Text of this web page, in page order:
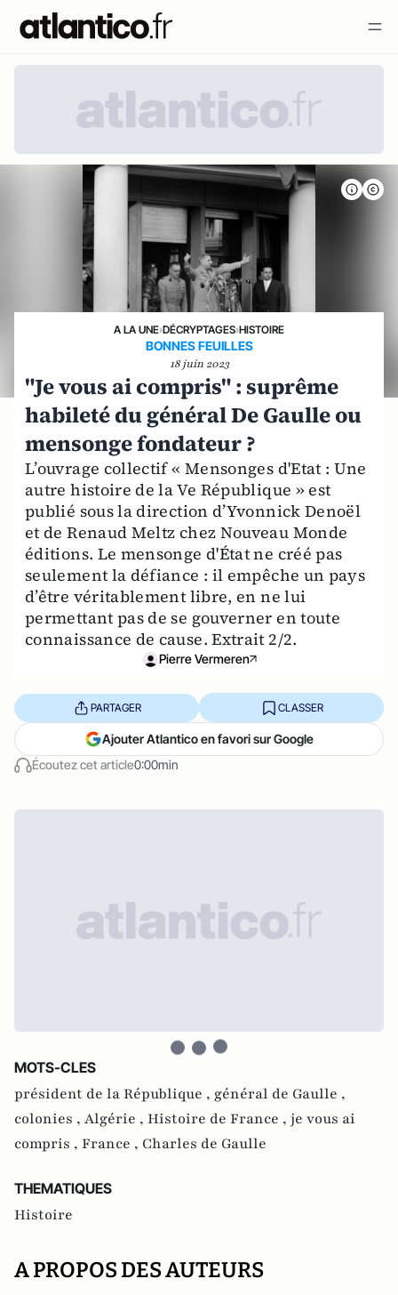
A LA UNE›DÉCRYPTAGES›HISTOIRE
BONNES FEUILLES
18 juin 2023
"Je vous ai compris" : suprême
habileté du général De Gaulle ou
mensonge fondateur ?
L’ouvrage collectif « Mensonges d'Etat : Une
autre histoire de la Ve République » est
publié sous la direction d’Yvonnick Denoël
et de Renaud Meltz chez Nouveau Monde
éditions. Le mensonge d'État ne créé pas
seulement la défiance : il empêche un pays
d’être véritablement libre, en ne lui
permettant pas de se gouverner en toute
connaissance de cause. Extrait 2/2.
Pierre Vermeren
Écoutez cet article0:00min
PARTAGER CLASSER
Ajouter Atlantico en favori sur Google
MOTS-CLES
président de la République , général de Gaulle ,
colonies , Algérie , Histoire de France , je vous ai
compris , France , Charles de Gaulle
THEMATIQUES
Histoire
A PROPOS DES AUTEURS